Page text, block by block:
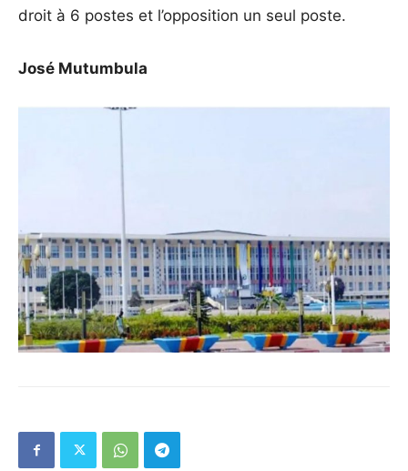
droit à 6 postes et l’opposition un seul poste.
José Mutumbula